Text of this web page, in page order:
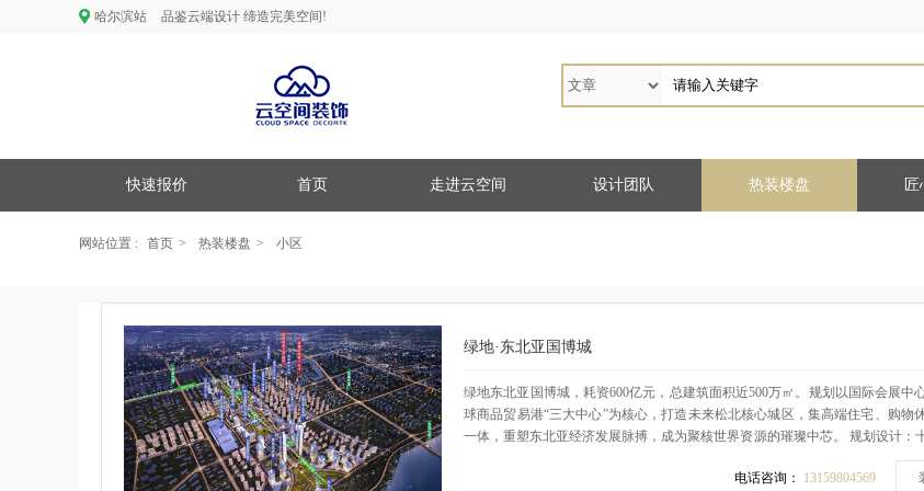
哈尔滨站 品鉴云端设计 缔造完美空间!
快速报价 首页 走进云空间 设计团队 热装楼盘 匠
网站位置 : 首页 > 热装楼盘 > 小区
绿地·东北亚国博城
绿地东北亚国博城，耗资600亿元，总建筑面积近500万㎡。规划以国际会展中
球商品贸易港“三大中心”为核心，打造未来松北核心城区，集高端住宅、购物
一体，重塑东北亚经济发展脉搏，成为聚核世界资源的璀璨中芯。 规划设计：
名牌学校、交通枢纽中心、国际会展中心、国际会议中心、东北亚国际贸易港
塔地标、东北亚大康养中心、星级酒店中心、全形态办公中心、国际商业综
电话咨询： 13159804569